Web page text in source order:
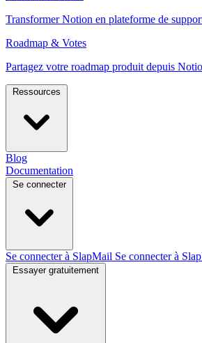
Transformer Notion en plateforme de
Roadmap & Votes
Partagez votre roadmap produit depuis
Ressources
Blog
Documentation
Se connecter
Se connecter à SlapMail Se connecter à
Essayer gratuitement